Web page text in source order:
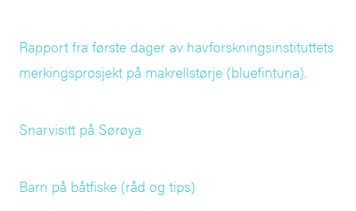
Rapport fra første dager av havforskningsinstituttets
merkingsprosjekt på makrellstørje (bluefintuna).
Snarvisitt på Sørøya
Barn på båtfiske (råd og tips)